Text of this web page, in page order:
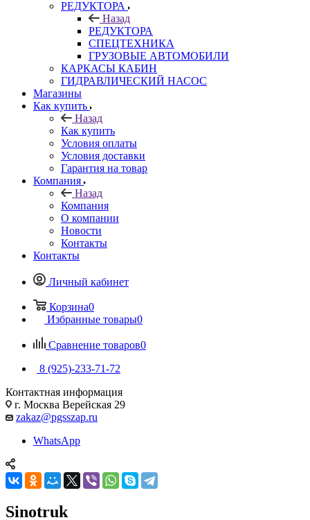
РЕДУКТОРА
Назад
РЕДУКТОРА
СПЕЦТЕХНИКА
ГРУЗОВЫЕ АВТОМОБИЛИ
КАРКАСЫ КАБИН
ГИДРАВЛИЧЕСКИЙ НАСОС
Магазины
Как купить
Назад
Как купить
Условия оплаты
Условия доставки
Гарантия на товар
Компания
Назад
Компания
О компании
Новости
Контакты
Контакты
Личный кабинет
Корзина0
Избранные товары0
Сравнение товаров0
8 (925)-233-71-72
Контактная информация
г. Москва Верейская 29
zakaz@pgsszap.ru
WhatsApp
Sinotruk